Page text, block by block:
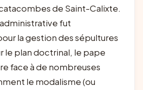
de Saint-Calixte.
fut
la gestion des sépultures
le plan doctrinal, le pape
face à de nombreuses
le modalisme (ou